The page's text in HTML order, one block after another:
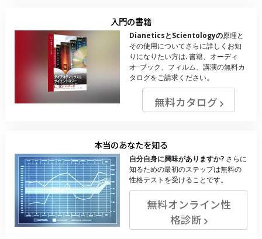
入門の書籍
DianeticsとScientologyの原理と
その使用についてさらに詳しくお知
りになりたい方は､書籍、オーディ
オ･ブック、フィルム、講演の無料カ
タログをご請求ください。
無料カタログ
本当のあなたを知る
自分自身に興味がありますか? さらに
知るための最初のステップは無料の
性格テストを受けることです。
無料オンライン性
格診断